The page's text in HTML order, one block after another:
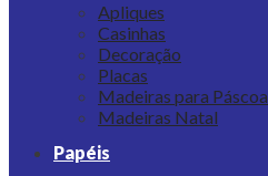
Apliques
Casinhas
Decoração
Placas
Madeiras para Páscoa
Madeiras Natal
Papéis